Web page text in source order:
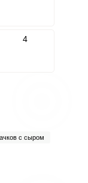
4
с сыром